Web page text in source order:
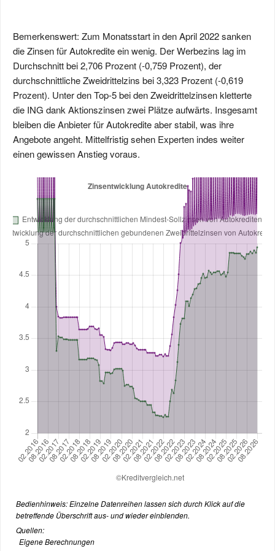
Bemerkenswert: Zum Monatsstart in den April 2022 sanken
die Zinsen für Autokredite ein wenig. Der Werbezins lag im
Durchschnitt bei 2,706 Prozent (-0,759 Prozent), der
durchschnittliche Zweidrittelzins bei 3,323 Prozent (-0,619
Prozent). Unter den Top-5 bei den Zweidrittelzinsen kletterte
die ING dank Aktionszinsen zwei Plätze aufwärts. Insgesamt
bleiben die Anbieter für Autokredite aber stabil, was ihre
Angebote angeht. Mittelfristig sehen Experten indes weiter
einen gewissen Anstieg voraus.
Bedienhinweis: Einzelne Datenreihen lassen sich durch Klick auf die
betreffende Überschrift aus- und wieder einblenden.
Quellen:
Eigene Berechnungen